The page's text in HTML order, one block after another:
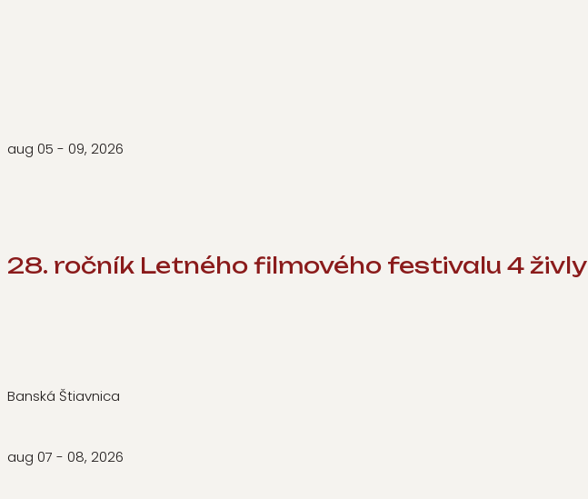
aug 05 - 09, 2026
28. ročník Letného filmového festivalu 4 živly
Banská Štiavnica
aug 07 - 08, 2026